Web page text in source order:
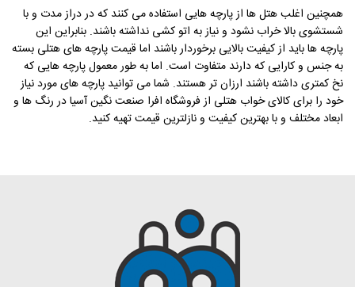
همچنین اغلب هتل ها از پارچه هایی استفاده می کنند که در دراز مدت و با
شستشوی بالا خراب نشود و نیاز به اتو کشی نداشته باشند. بنابراین این
پارچه ها باید از کیفیت بالایی برخوردار باشند اما قیمت پارچه های هتلی بسته
به جنس و کارایی که دارند متفاوت است. اما به طور معمول پارچه هایی که
نخ کمتری داشته باشند ارزان تر هستند. شما می توانید پارچه های مورد نیاز
خود را برای کالای خواب هتلی از فروشگاه افرا صنعت نگین آسیا در رنگ ها و
ابعاد مختلف و با بهترین کیفیت و نازلترین قیمت تهیه کنید.